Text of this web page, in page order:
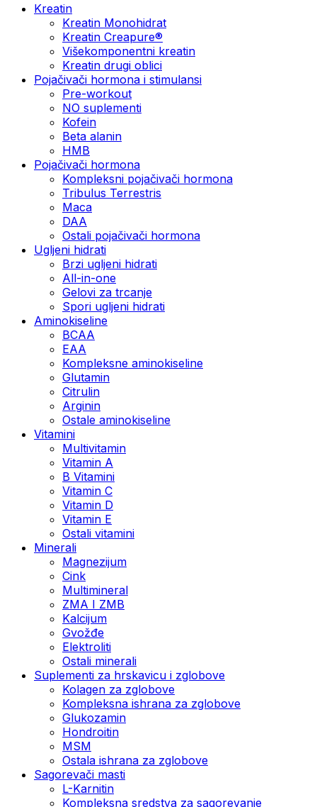
Kreatin
Kreatin Monohidrat
Kreatin Creapure®
Višekomponentni kreatin
Kreatin drugi oblici
Pojačivači hormona i stimulansi
Pre-workout
NO suplementi
Kofein
Beta alanin
HMB
Pojačivači hormona
Kompleksni pojačivači hormona
Tribulus Terrestris
Maca
DAA
Ostali pojačivači hormona
Ugljeni hidrati
Brzi ugljeni hidrati
All-in-one
Gelovi za trcanje
Spori ugljeni hidrati
Aminokiseline
BCAA
ЕАА
Kompleksne aminokiseline
Glutamin
Citrulin
Arginin
Ostale aminokiseline
Vitamini
Multivitamin
Vitamin A
B Vitamini
Vitamin C
Vitamin D
Vitamin E
Ostali vitamini
Minerali
Magnezijum
Cink
Multimineral
ZMA I ZMB
Kalcijum
Gvožđe
Elektroliti
Ostali minerali
Suplementi za hrskavicu i zglobove
Kolagen za zglobove
Kompleksna ishrana za zglobove
Glukozamin
Hondroitin
MSM
Ostala ishrana za zglobove
Sagorevači masti
L-Karnitin
Kompleksna sredstva za sagorevanje